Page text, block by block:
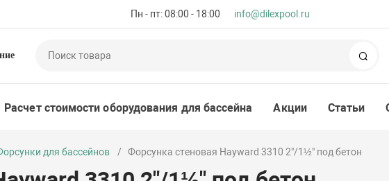
Пн - пт: 08:00 - 18:00 info@dilexpool.ru
Расчет стоимости оборудования для бассейна Акции Статьи
для бассейнов Форсунка стеновая Hayward 3310 2"/1½" под бетон